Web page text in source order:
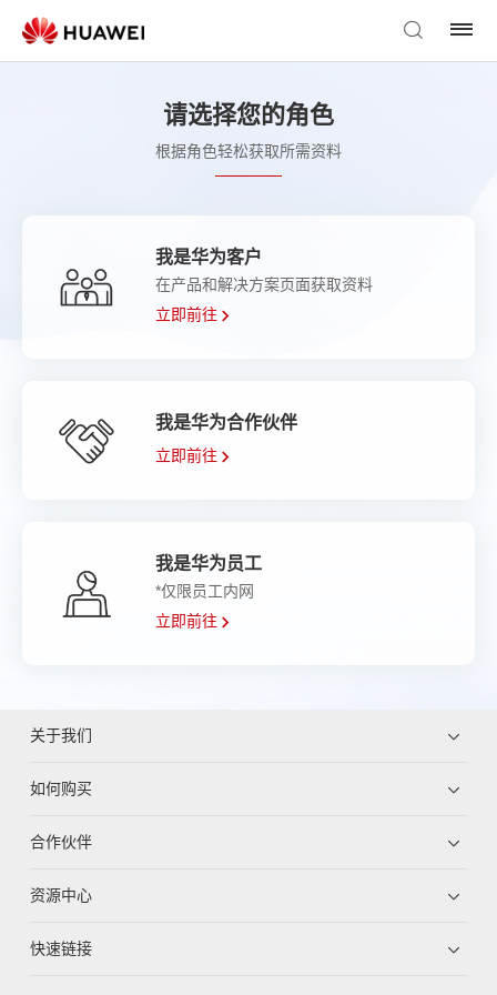
请选择您的角色
根据角色轻松获取所需资料
我是华为客户
在产品和解决方案页面获取资料
立即前往
我是华为合作伙伴
立即前往
我是华为员工
*仅限员工内网
立即前往
关于我们
如何购买
合作伙伴
资源中心
快速链接